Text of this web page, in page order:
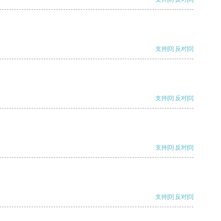
支持[0] 反对[0]
支持[0] 反对[0]
支持[0] 反对[0]
支持[0] 反对[0]